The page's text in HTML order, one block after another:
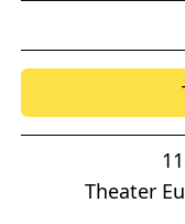
Theater